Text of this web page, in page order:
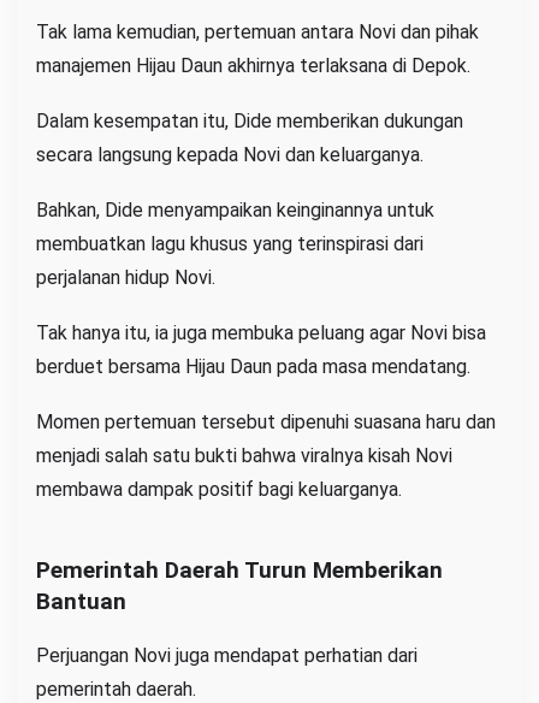
Tak lama kemudian, pertemuan antara Novi dan pihak
manajemen Hijau Daun akhirnya terlaksana di Depok.
Dalam kesempatan itu, Dide memberikan dukungan
secara langsung kepada Novi dan keluarganya.
Bahkan, Dide menyampaikan keinginannya untuk
membuatkan lagu khusus yang terinspirasi dari
perjalanan hidup Novi.
Tak hanya itu, ia juga membuka peluang agar Novi bisa
berduet bersama Hijau Daun pada masa mendatang.
Momen pertemuan tersebut dipenuhi suasana haru dan
menjadi salah satu bukti bahwa viralnya kisah Novi
membawa dampak positif bagi keluarganya.
Pemerintah Daerah Turun Memberikan
Bantuan
Perjuangan Novi juga mendapat perhatian dari
pemerintah daerah.